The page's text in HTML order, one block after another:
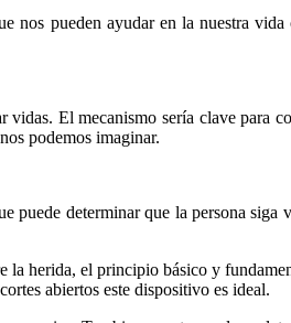
pueden ayudar en la nuestra
El mecanismo sería clave para
podemos imaginar.
determinar que la persona
herida, el principio básico y
abiertos este dispositivo es ideal.